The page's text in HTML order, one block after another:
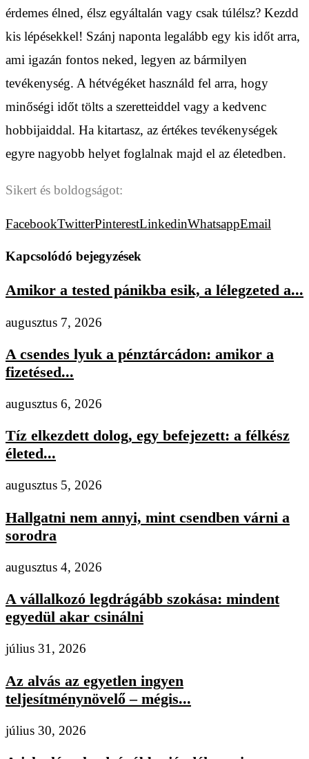
érdemes élned, élsz egyáltalán vagy csak túlélsz? Kezdd
kis lépésekkel! Szánj naponta legalább egy kis időt arra,
ami igazán fontos neked, legyen az bármilyen
tevékenység. A hétvégéket használd fel arra, hogy
minőségi időt tölts a szeretteiddel vagy a kedvenc
hobbijaiddal. Ha kitartasz, az értékes tevékenységek
egyre nagyobb helyet foglalnak majd el az életedben.
Sikert és boldogságot:
FacebookTwitterPinterestLinkedinWhatsappEmail
Kapcsolódó bejegyzések
Amikor a tested pánikba esik, a lélegzeted a...
augusztus 7, 2026
A csendes lyuk a pénztárcádon: amikor a
fizetésed...
augusztus 6, 2026
Tíz elkezdett dolog, egy befejezett: a félkész
életed...
augusztus 5, 2026
Hallgatni nem annyi, mint csendben várni a
sorodra
augusztus 4, 2026
A vállalkozó legdrágább szokása: mindent
egyedül akar csinálni
július 31, 2026
Az alvás az egyetlen ingyen
teljesítménynövelő – mégis...
július 30, 2026